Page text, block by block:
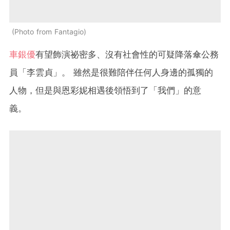
Photo from Fantagio
車銀優有望飾演祕密多、沒有社會性的可疑降落傘公務
員「李雲貞」。 雖然是很難陪伴任何人身邊的孤獨的
人物，但是與恩彩妮相遇後領悟到了「我們」的意
義。